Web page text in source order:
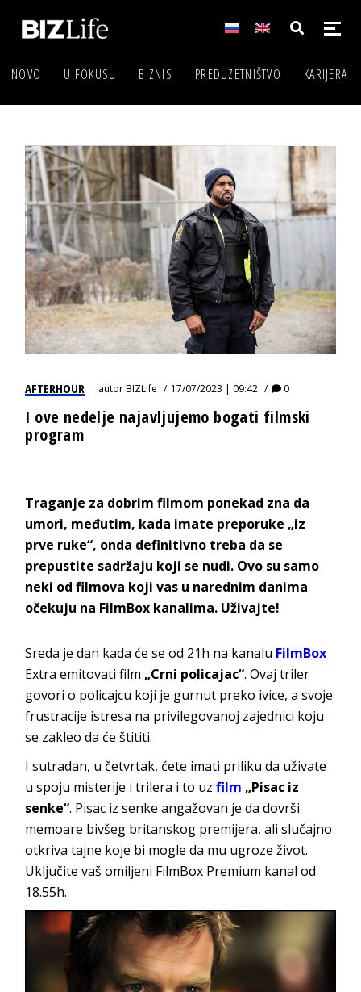
NOVO U FOKUSU BIZNIS PREDUZETNIŠTVO KARIJERA
AFTERHOUR autorBIZLife 17/07/2023 | 09:42 0
I ove nedelje najavljujemo bogati filmski
program
Traganje za dobrim filmom ponekad zna da
umori, međutim, kada imate preporuke „iz
prve ruke“, onda definitivno treba da se
prepustite sadržaju koji se nudi. Ovo su samo
neki od filmova koji vas u narednim danima
očekuju na FilmBox kanalima. Uživajte!
Sreda je dan kada će se od 21h na kanalu FilmBox
Extra emitovati film „Crni policajac“. Ovaj triler
govori o policajcu koji je gurnut preko ivice, a svoje
frustracije istresa na privilegovanoj zajednici koju
se zakleo da će štititi.
I sutradan, u četvrtak, ćete imati priliku da uživate
u spoju misterije i trilera i to uzfilm „Pisac iz
senke“. Pisac iz senke angažovan je da dovrši
memoare bivšeg britanskog premijera, ali slučajno
otkriva tajne koje bi mogle da mu ugroze život.
Uključite vaš omiljeni FilmBox Premium kanal od
18.55h.